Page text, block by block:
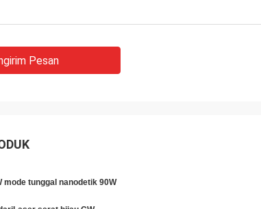
Pesan
mode tunggal nanodetik 90W